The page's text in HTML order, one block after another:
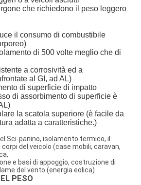
che richiedono il peso leggero
il consumo di combustibile
di 500 volte meglio che di
a corrosività ed a
al GI, ad AL)
di superficie di impatto
di assorbimento di superficie è
la scatola superiore (è facile da
adatta a caratteristiche.)
Sci-panino, isolamento termico, il
del veicolo (case mobili, caravan,
e basi di appoggio, costruzione di
del vento (energia eolica)
PESO